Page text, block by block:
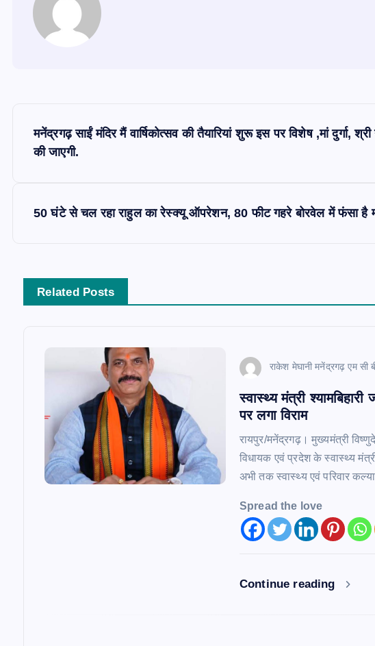
n
a
मनेंद्रगढ़ साईं मंदिर मैं वार्षिकोत्सव की तैयारियां शुरू इस पर विशेष ,मां दुर्गा,
की जाएगी.
50 घंटे से चल रहा राहुल का रेस्क्यू ऑपरेशन, 80 फीट गहरे बोरवेल में फंसा है
Related Posts
राकेश मेघानी मनेंद्रगढ़ एम सी
स्वास्थ्य मंत्री
पर लगा विराम
रायपुर/मनेंद्रगढ़। मुख्यमंत्री
विधायक एवं प्रदेश के स्वास्थ्य
अभी तक स्वास्थ्य एवं परिवार
Spread the love
Continue reading